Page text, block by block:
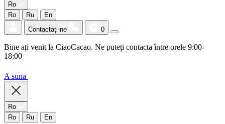
Ro
Ro
Ru
En
Contactați-ne
0
Bine ați venit la CiaoCacao. Ne puteți contacta între orele 9:00-
18:00
A suna
Ro
Ro
Ru En